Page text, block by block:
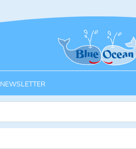
Startseite
NEWSLETTER